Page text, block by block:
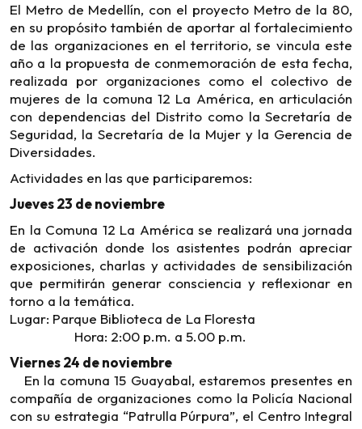
El Metro de Medellín, con el proyecto Metro de la 80,
en su propósito también de aportar al fortalecimiento
de las organizaciones en el territorio, se vincula este
año a la propuesta de conmemoración de esta fecha,
realizada por organizaciones como el colectivo de
mujeres de la comuna 12 La América, en articulación
con dependencias del Distrito como la Secretaría de
Seguridad, la Secretaría de la Mujer y la Gerencia de
Diversidades.
Actividades en las que participaremos:
Jueves 23 de noviembre
En la Comuna 12 La América se realizará una jornada
de activación donde los asistentes podrán apreciar
exposiciones, charlas y actividades de sensibilización
que permitirán generar consciencia y reflexionar en
torno a la temática.
Lugar: Parque Biblioteca de La Floresta
Hora: 2:00 p.m. a 5.00 p.m.
Viernes 24 de noviembre
En la comuna 15 Guayabal, estaremos presentes en
compañía de organizaciones como la Policía Nacional
con su estrategia “Patrulla Púrpura”, el Centro Integral